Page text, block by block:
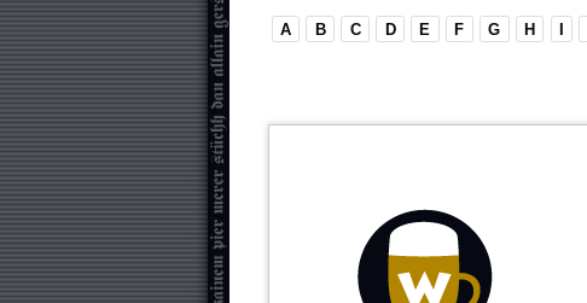
A B C D E F G H